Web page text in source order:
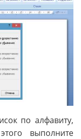
по алфавиту,
выполните